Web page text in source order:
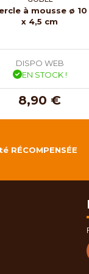
à mousse ø 10
x 4,5 cm
DISPO WEB
EN STOCK !
8,90 €
RÉCOMPENSÉE